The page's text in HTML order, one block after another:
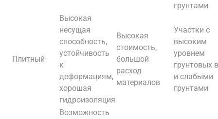
грунтами
Плитный
Высокая
несущая
способность,
устойчивость
к
деформациям,
хорошая
гидроизоляция
Высокая
стоимость,
большой
расход
материалов
Участки с
высоким
уровнем
грунтовых
и слабыми
грунтами
Возможность